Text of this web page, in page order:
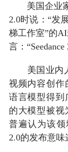
美国企业家
2.0时说：“发
梯工作室”的
言：
美国业内人
视频内容创作
语言模型得到
的大模型被
普遍认为该领
2.0的发布意味